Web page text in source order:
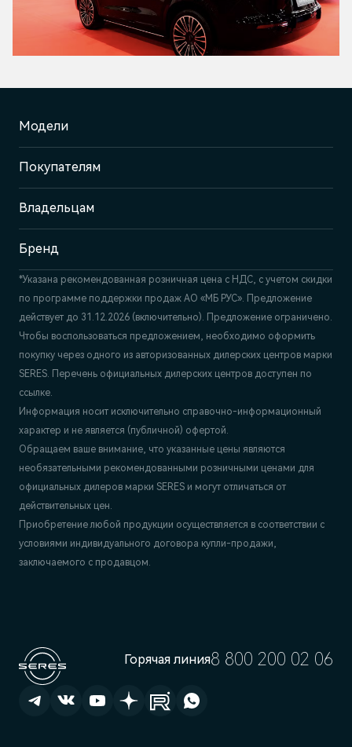
Горячая линия8 800 200 02 06
Модели
Покупателям
Владельцам
Бренд
*Указана рекомендованная розничная цена c НДС, с учетом скидки
по программе поддержки продаж АО «МБ РУС». Предложение
действует до 31.12.2026 (включительно). Предложение ограничено.
Чтобы воспользоваться предложением, необходимо оформить
покупку через одного из авторизованных дилерских центров марки
SERES. Перечень официальных дилерских центров доступен по
ссылке.
Информация носит исключительно справочно-информационный
характер и не является (публичной) офертой.
Обращаем ваше внимание, что указанные цены являются
необязательными рекомендованными розничными ценами для
официальных дилеров марки SERES и могут отличаться от
действительных цен.
Приобретение любой продукции осуществляется в соответствии с
условиями индивидуального договора купли-продажи,
заключаемого с продавцом.